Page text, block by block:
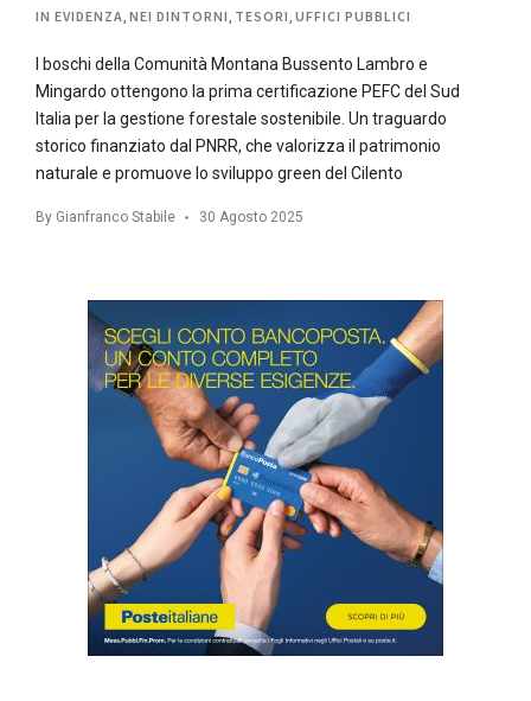
IN EVIDENZA NEI DINTORNI TESORI UFFICI PUBBLICI
I boschi della Comunità Montana Bussento Lambro e
Mingardo ottengono la prima certificazione PEFC del Sud
Italia per la gestione forestale sostenibile. Un traguardo
storico finanziato dal PNRR, che valorizza il patrimonio
naturale e promuove lo sviluppo green del Cilento
By Gianfranco Stabile 30 Agosto 2025